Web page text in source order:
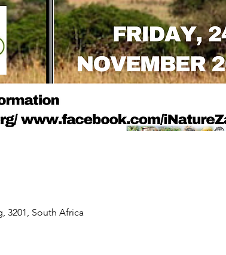
3201, South Africa